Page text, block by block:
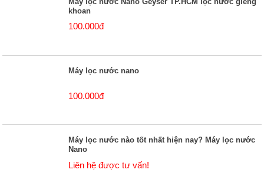
khoan
100.000đ
Máy lọc nước nano
100.000đ
Máy lọc nước nào tốt nhất hiện nay? Máy lọc nước
Nano
Liên hệ được tư vấn!